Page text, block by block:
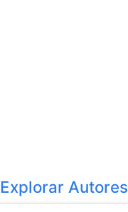
Explorar Autores